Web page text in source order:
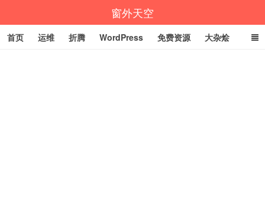
窗外天空
首页 运维 折腾 WordPress 免费资源 大杂烩